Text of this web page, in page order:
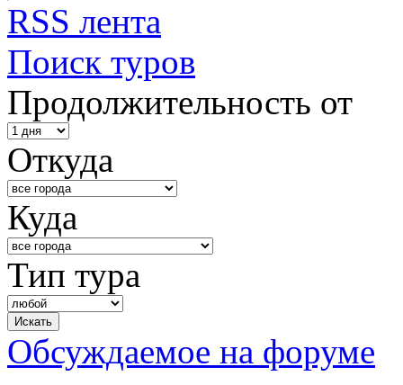
RSS лента
Поиск туров
Продолжительность от
Откуда
Куда
Тип тура
Обсуждаемое на форуме